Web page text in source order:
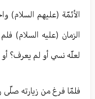
الأئمّة (عليهم السلام)
الزمان (عليه السلام)
لعلّه نسي أو لم يعرف؟
فلمّا فرغ من زيارته صلّى